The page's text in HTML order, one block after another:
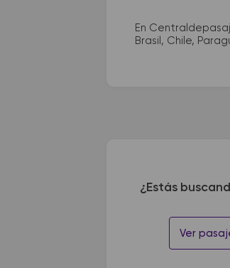
En
Brasil, Chile,
¿Estás
Ver